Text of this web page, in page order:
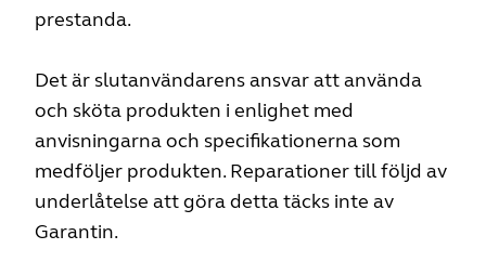
prestanda.
Det är slutanvändarens ansvar att använda
och sköta produkten i enlighet med
anvisningarna och specifikationerna som
medföljer produkten. Reparationer till följd av
underlåtelse att göra detta täcks inte av
Garantin.